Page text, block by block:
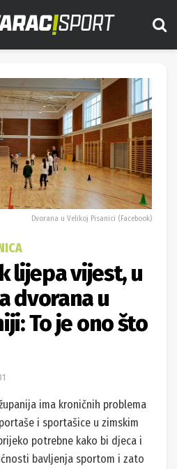
Dvorana u Velikoj Pisanici (Facebook)
lijepa vijest, u
dvorana u
To je ono što
ima kroničnih problema
i sportašice u zimskim
potrebne kako bi djeca i
bavljenja sportom i zato